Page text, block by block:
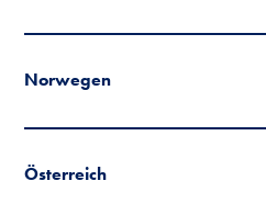
Norwegen
Österreich